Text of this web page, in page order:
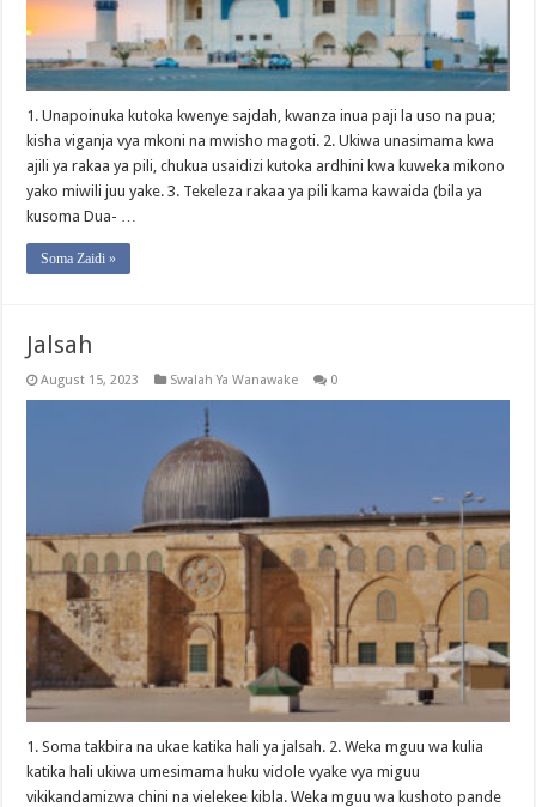
1. Unapoinuka kutoka kwenye sajdah, kwanza inua paji la uso na pua;
kisha viganja vya mkoni na mwisho magoti. 2. Ukiwa unasimama kwa
ajili ya rakaa ya pili, chukua usaidizi kutoka ardhini kwa kuweka mikono
yako miwili juu yake. 3. Tekeleza rakaa ya pili kama kawaida (bila ya
kusoma Dua- …
Soma Zaidi »
Jalsah
August 15, 2023 Swalah Ya Wanawake 0
1. Soma takbira na ukae katika hali ya jalsah. 2. Weka mguu wa kulia
katika hali ukiwa umesimama huku vidole vyake vya miguu
vikikandamizwa chini na vielekee kibla. Weka mguu wa kushoto pande